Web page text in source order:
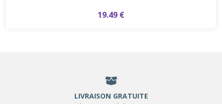
19.49 €
LIVRAISON GRATUITE